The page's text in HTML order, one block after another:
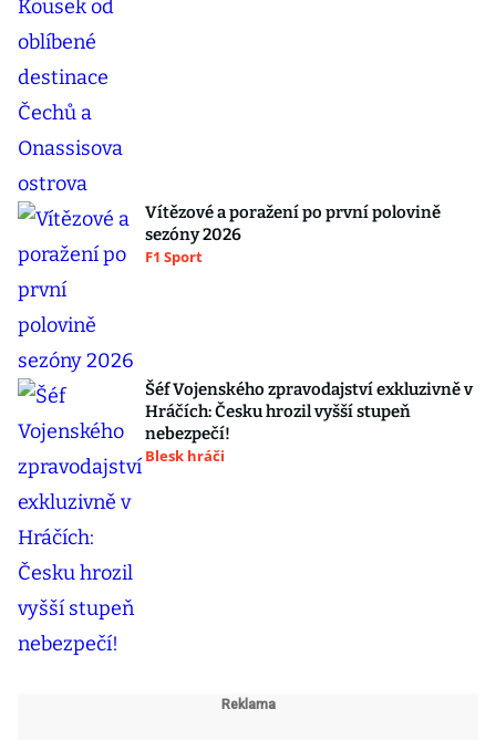
Vítězové a poražení po první polovině
sezóny 2026
F1 Sport
Šéf Vojenského zpravodajství exkluzivně v
Hráčích: Česku hrozil vyšší stupeň
nebezpečí!
Blesk hráči